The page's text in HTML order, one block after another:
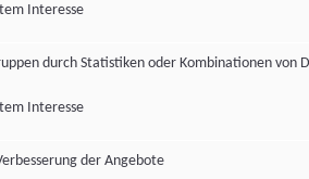
hat seinen Preis.
PUR für 33,99€ pro Monat
Interesse
durch Statistiken oder Kombinationen von
Interesse
der Angebote